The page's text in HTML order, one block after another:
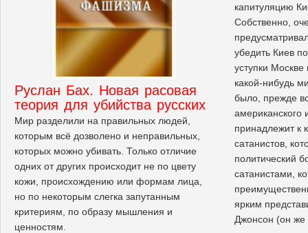
капитуляцию
Собственно,
убедить Киев
уступки Москве
какой-нибудь
было, прежде
американского
принадлежит к
сатанистов,
политический
сатанистами,
ярким
Джонсон (он
Руслан Бах. Новая расовая
теория для убийства русских
Мир разделили на правильных людей,
которым всё дозволено и неправильных,
которых можно убивать. Только отличие
одних от других происходит не по цвету
кожи, происхождению или формам лица,
но по некоторым слегка запутанным
критериям, по образу мышления и
ценностям.